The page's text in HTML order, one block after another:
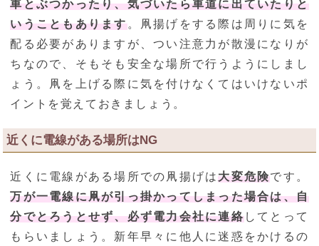
車とぶつかったり、気づいたら車道に出ていたりと
いうこともあります。凧揚げをする際は周りに気を
配る必要がありますが、つい注意力が散漫になりが
ちなので、そもそも安全な場所で行うようにしまし
ょう。凧を上げる際に気を付けなくてはいけないポ
イントを覚えておきましょう。
近くに電線がある場所はNG
近くに電線がある場所での凧揚げは大変危険です。
万が一電線に凧が引っ掛かってしまった場合は、自
分でとろうとせず、必ず電力会社に連絡してとって
もらいましょう。新年早々に他人に迷惑をかけるの